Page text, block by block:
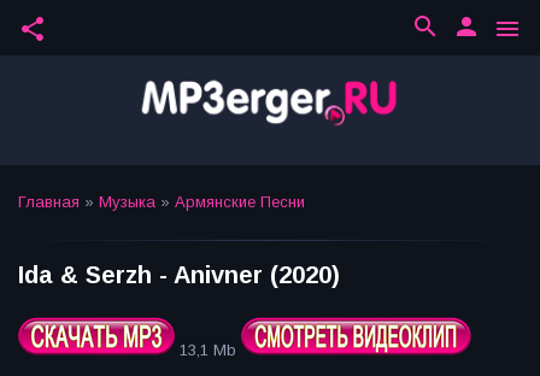
share menu
person
search
Главная » Музыка » Армянские Песни
Ida & Serzh - Anivner (2020)
13,1 Mb